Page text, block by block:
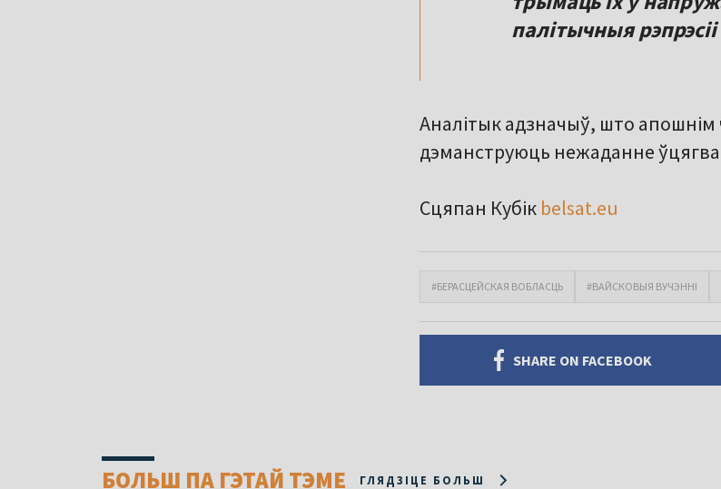
палітычныя
Аналітык адзначыў, што апошнім
дэманструюць нежаданне
Сцяпан Кубік belsat.eu
#БЕРАСЦЕЙСКАЯ ВОБЛАСЦЬ #ВАЙСКОВЫЯ ВУЧЭННІ
SHARE ON FACEBOOK
БОЛЬШ ПА ГЭТАЙ ТЭМЕ ГЛЯДЗІЦЕ БОЛЬШ